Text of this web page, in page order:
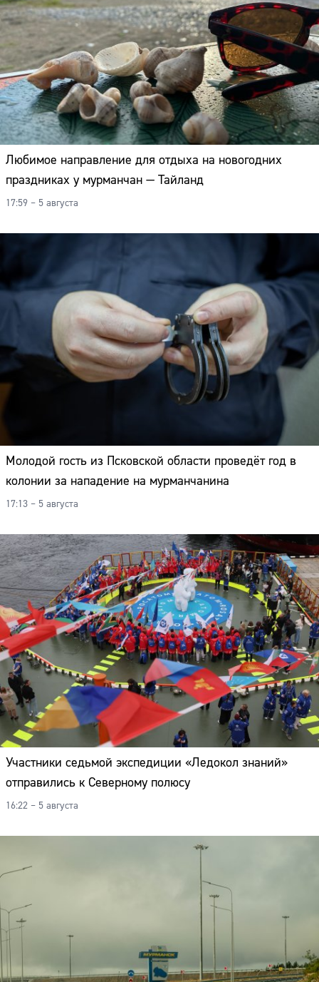
Любимое направление для отдыха на новогодних
праздниках у мурманчан — Тайланд
17:59 – 5 августа
Молодой гость из Псковской области проведёт год в
колонии за нападение на мурманчанина
17:13 – 5 августа
Участники седьмой экспедиции «Ледокол знаний»
отправились к Северному полюсу
16:22 – 5 августа